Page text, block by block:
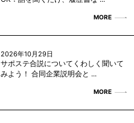
MORE
2026年10月29日
サポステ合説についてくわしく聞いて
みよう！ 合同企業説明会と ...
MORE